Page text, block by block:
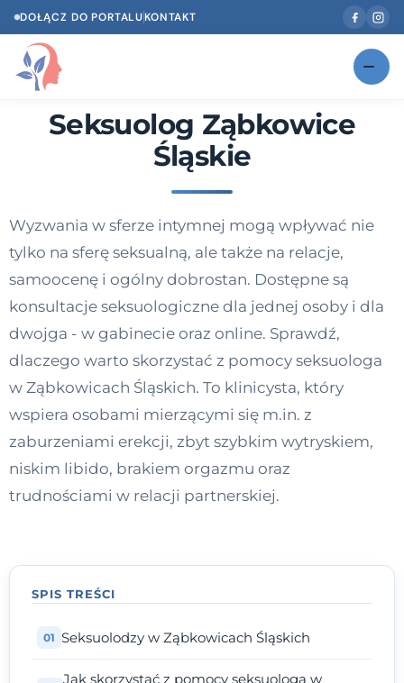
DOŁĄCZ DO PORTALUKONTAKT
Znajdź swojego specjalistęNOWOŚĆ
Psycholog w Twoim języku
Diagnozy psychologiczne
Testy psychologiczne
Dawka wiedzy
Dla specjalistów
Kontakt
Dołącz do portalu
Seksuolog Ząbkowice
Śląskie
Wyzwania w sferze intymnej mogą wpływać nie
tylko na sferę seksualną, ale także na relacje,
samoocenę i ogólny dobrostan. Dostępne są
konsultacje seksuologiczne dla jednej osoby i dla
dwojga - w gabinecie oraz online. Sprawdź,
dlaczego warto skorzystać z pomocy seksuologa
w Ząbkowicach Śląskich. To klinicysta, który
wspiera osobami mierzącymi się m.in. z
zaburzeniami erekcji, zbyt szybkim wytryskiem,
niskim libido, brakiem orgazmu oraz
trudnościami w relacji partnerskiej.
SPIS TREŚCI
Seksuolodzy w Ząbkowicach Śląskich
Jak skorzystać z pomocy seksuologa w